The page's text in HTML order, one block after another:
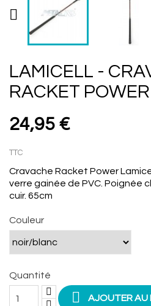

LAMICELL -
RACKET POWER
24,95 €
TTC
Cravache Racket Power
verre gainée de PVC. Poignée
cuir. 65cm
Couleur
Quantité
 AJOUTER AU